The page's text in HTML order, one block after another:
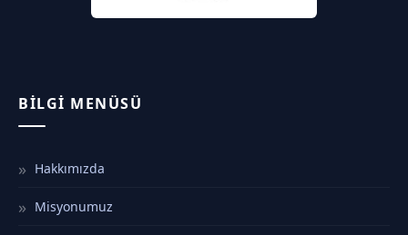
BILGI MENÜSÜ
Hakkımızda
Misyonumuz